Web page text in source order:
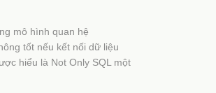
mô hình quan hệ
tốt nếu kết nối dữ liệu
hiểu là Not Only SQL một